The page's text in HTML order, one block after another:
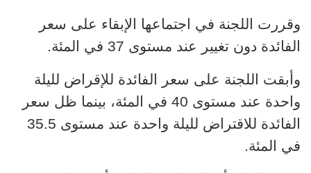
وقررت اللجنة في اجتماعها الإبقاء على سعر
الفائدة دون تغيير عند مستوى 37 في المئة.
وأبقت اللجنة على سعر الفائدة للإقراض لليلة
واحدة عند مستوى 40 في المئة، بينما ظل سعر
الفائدة للاقتراض لليلة واحدة عند مستوى 35.5
في المئة.